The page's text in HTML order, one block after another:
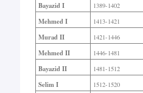
Bayazid I 1389-1402
Mehmed I 1413-1421
Murad II 1421-1446
Mehmed II 1446-1481
Bayazid II 1481-1512
Selim I 1512-1520